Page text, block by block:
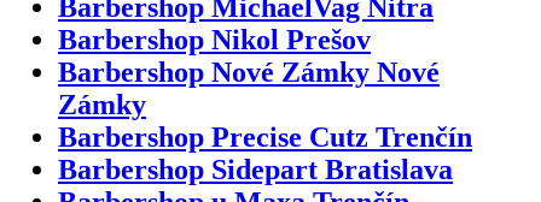
Barbershop MichaelVag Nitra
Barbershop Nikol Prešov
Barbershop Nové Zámky Nové
Zámky
Barbershop Precise Cutz Trenčín
Barbershop Sidepart Bratislava